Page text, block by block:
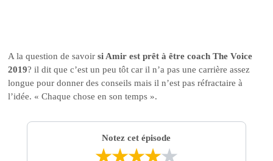
A la question de savoirsi Amir est prêt à être coach The Voice
2019? il dit que c’est un peu tôt car il n’a pas une carrière assez
longue pour donner des conseils mais il n’est pas réfractaire à
l’idée. « Chaque chose en son temps ».
Notez cet épisode
★★★★★